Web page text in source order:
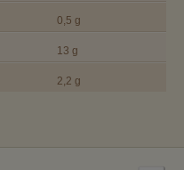
0,5 g
13 g
2,2 g